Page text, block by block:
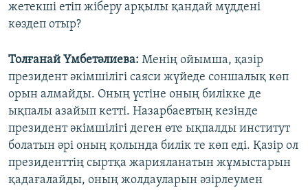
жетекші етіп жіберу арқылы қандай мүддені
көздеп отыр?
Толғанай Үмбетәлиева: Менің ойымша, қазір
президент әкімшілігі саяси жүйеде соншалық көп
орын алмайды. Оның үстіне оның билікке де
ықпалы азайып кетті. Назарбаевтың кезінде
президент әкімшілігі деген өте ықпалды институт
болатын әрі оның қолында билік те көп еді. Қазір ол
президенттің сыртқа жарияланатын жұмыстарын
қадағалайды, оның жолдауларын әзірлеумен